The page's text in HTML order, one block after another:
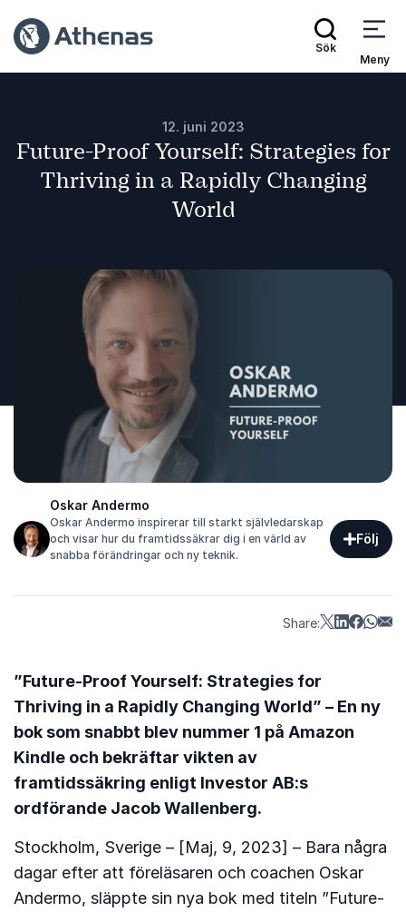
Sök
Meny
12. juni 2023
Future-Proof Yourself: Strategies for
Thriving in a Rapidly Changing
World
Oskar Andermo
Oskar Andermo inspirerar till starkt självledarskap
och visar hur du framtidssäkrar dig i en värld av
snabba förändringar och ny teknik.
Följ
Share:
”Future-Proof Yourself: Strategies for
Thriving in a Rapidly Changing World” – En ny
bok som snabbt blev nummer 1 på Amazon
Kindle och bekräftar vikten av
framtidssäkring enligt Investor AB:s
ordförande Jacob Wallenberg.
Stockholm, Sverige – [Maj, 9, 2023] – Bara några
dagar efter att föreläsaren och coachen Oskar
Andermo, släppte sin nya bok med titeln ”Future-